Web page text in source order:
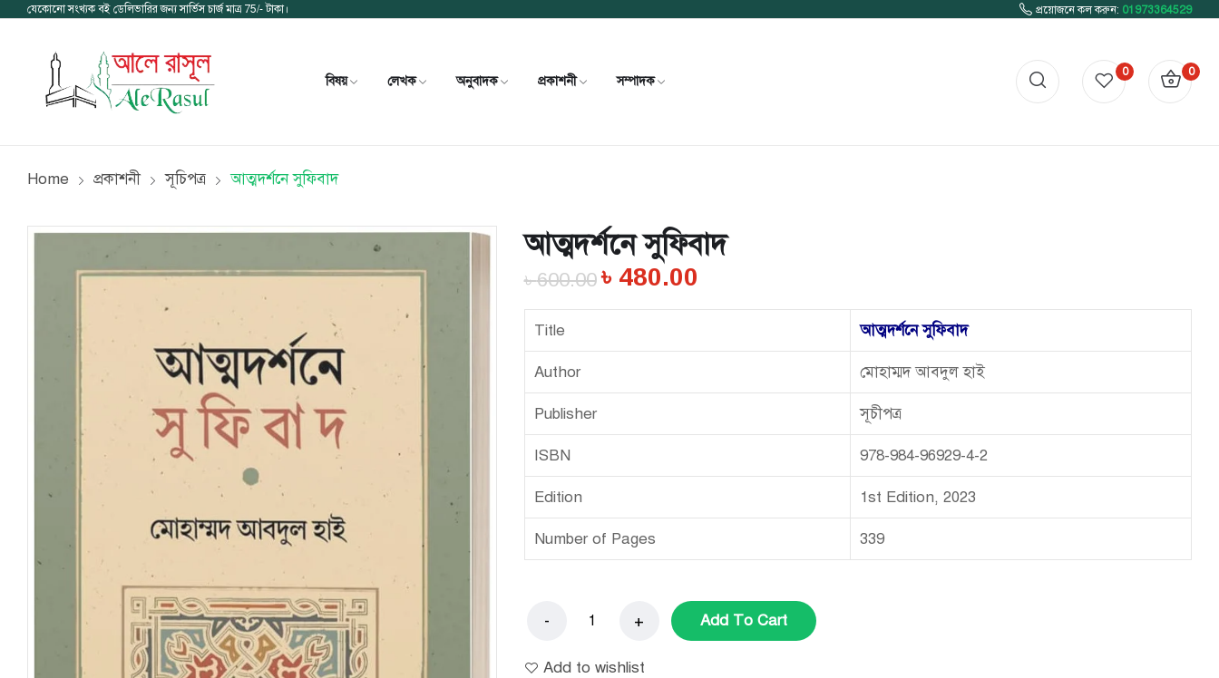
যেকোনো সংখ্যক বই ডেলিভারির জন্য সার্ভিস চার্জ মাত্র 75/- টাকা। প্রয়োজনে কল করুন: 01973364529
বিষয় লেখক অনুবাদক প্রকাশনী সম্পাদক
0 0
Home প্রকাশনী সূচিপত্র আত্মদর্শনে সুফিবাদ
আত্মদর্শনে সুফিবাদ
৳600.00 ৳ 480.00
Title আত্মদর্শনে সুফিবাদ
Author মোহাম্মদ আবদুল হাই
Publisher সূচীপত্র
ISBN 978-984-96929-4-2
Edition 1st Edition, 2023
Number of Pages 339
Add To Cart
Add to wishlist